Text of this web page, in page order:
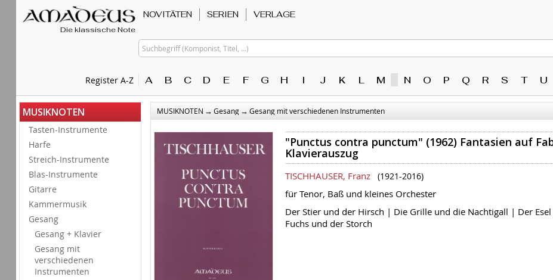
Die klassische Note
Register A-Z
NOVITÄTEN SERIEN VERLAGE
Suchbegriff (Komponist, Titel, ...)
A B C D E F G H I J K L M N O P Q R S T U
MUSIKNOTEN
Tasten-Instrumente
Harfe
Streich-Instrumente
Blas-Instrumente
Gitarre
Kammermusik
Gesang
Gesang + Klavier
Gesang mit
verschiedenen
Instrumenten
MUSIKNOTEN → Gesang → Gesang mit verschiedenen Instrumenten
"Punctus contra punctum" (1962) Fantasien auf
Klavierauszug
TISCHHAUSER, Franz (1921-2016)
für Tenor, Baß und kleines Orchester
Der Stier und der Hirsch | Die Grille und die Nachtigall | Der
Fuchs und der Storch